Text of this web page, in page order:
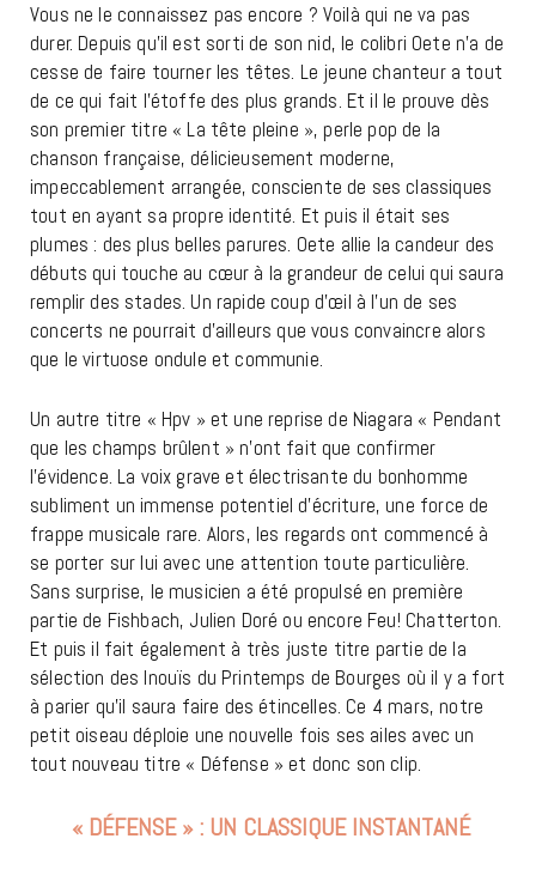
Vous ne le connaissez pas encore ? Voilà qui ne va pas
durer. Depuis qu’il est sorti de son nid, le colibri Oete n’a de
cesse de faire tourner les têtes. Le jeune chanteur a tout
de ce qui fait l’étoffe des plus grands. Et il le prouve dès
son premier titre « La tête pleine », perle pop de la
chanson française, délicieusement moderne,
impeccablement arrangée, consciente de ses classiques
tout en ayant sa propre identité. Et puis il était ses
plumes : des plus belles parures. Oete allie la candeur des
débuts qui touche au cœur à la grandeur de celui qui saura
remplir des stades. Un rapide coup d’œil à l’un de ses
concerts ne pourrait d’ailleurs que vous convaincre alors
que le virtuose ondule et communie.
Un autre titre « Hpv » et une reprise de Niagara « Pendant
que les champs brûlent » n’ont fait que confirmer
l’évidence. La voix grave et électrisante du bonhomme
subliment un immense potentiel d’écriture, une force de
frappe musicale rare. Alors, les regards ont commencé à
se porter sur lui avec une attention toute particulière.
Sans surprise, le musicien a été propulsé en première
partie de Fishbach, Julien Doré ou encore Feu! Chatterton.
Et puis il fait également à très juste titre partie de la
sélection des Inouïs du Printemps de Bourges où il y a fort
à parier qu’il saura faire des étincelles. Ce 4 mars, notre
petit oiseau déploie une nouvelle fois ses ailes avec un
tout nouveau titre « Défense » et donc son clip.
« DÉFENSE » : UN CLASSIQUE INSTANTANÉ